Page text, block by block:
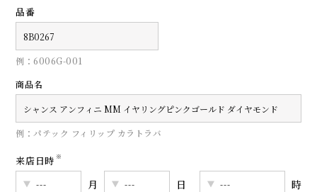
品番
例：6006G-001
商品名
例：パテック フィリップ カラトラバ
来店日時 ※
月 日 時